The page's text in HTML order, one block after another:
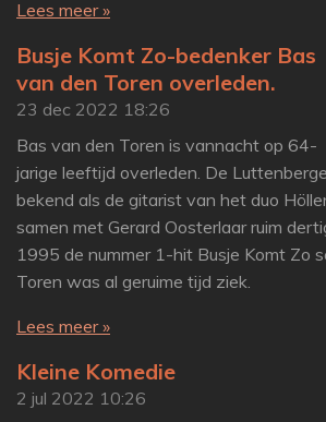
Lees meer »
Busje Komt Zo-bedenker Bas
van den Toren overleden.
23 dec 2022 18:26
Bas van den Toren is vannacht op 64-
jarige leeftijd overleden. De
bekend als de gitarist van het duo
samen met Gerard Oosterlaar ruim
1995 de nummer 1-hit Busje Komt Zo
Toren was al geruime tijd ziek.
Lees meer »
Kleine Komedie
2 jul 2022 10:26